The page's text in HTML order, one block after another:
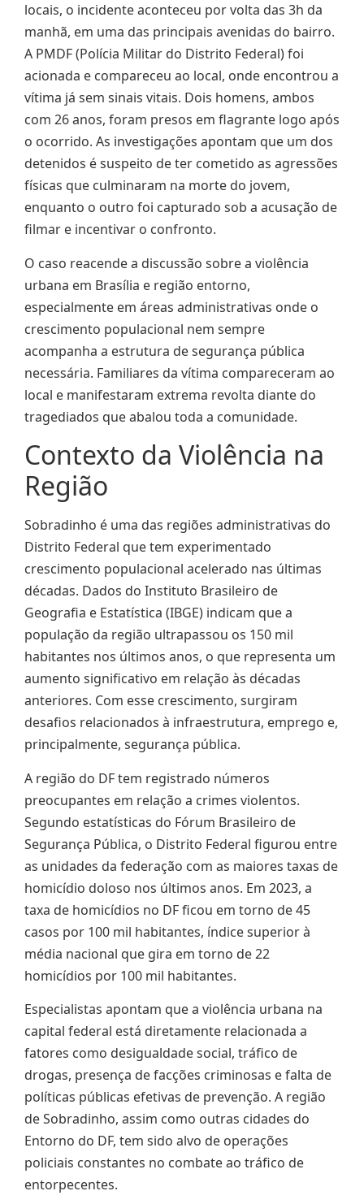
locais, o incidente aconteceu por volta das 3h da
manhã, em uma das principais avenidas do bairro.
A PMDF (Polícia Militar do Distrito Federal) foi
acionada e compareceu ao local, onde encontrou a
vítima já sem sinais vitais. Dois homens, ambos
com 26 anos, foram presos em flagrante logo após
o ocorrido. As investigações apontam que um dos
detenidos é suspeito de ter cometido as agressões
físicas que culminaram na morte do jovem,
enquanto o outro foi capturado sob a acusação de
filmar e incentivar o confronto.
O caso reacende a discussão sobre a violência
urbana em Brasília e região entorno,
especialmente em áreas administrativas onde o
crescimento populacional nem sempre
acompanha a estrutura de segurança pública
necessária. Familiares da vítima compareceram ao
local e manifestaram extrema revolta diante do
tragediados que abalou toda a comunidade.
Contexto da Violência na
Região
Sobradinho é uma das regiões administrativas do
Distrito Federal que tem experimentado
crescimento populacional acelerado nas últimas
décadas. Dados do Instituto Brasileiro de
Geografia e Estatística (IBGE) indicam que a
população da região ultrapassou os 150 mil
habitantes nos últimos anos, o que representa um
aumento significativo em relação às décadas
anteriores. Com esse crescimento, surgiram
desafios relacionados à infraestrutura, emprego e,
principalmente, segurança pública.
A região do DF tem registrado números
preocupantes em relação a crimes violentos.
Segundo estatísticas do Fórum Brasileiro de
Segurança Pública, o Distrito Federal figurou entre
as unidades da federação com as maiores taxas de
homicídio doloso nos últimos anos. Em 2023, a
taxa de homicídios no DF ficou em torno de 45
casos por 100 mil habitantes, índice superior à
média nacional que gira em torno de 22
homicídios por 100 mil habitantes.
Especialistas apontam que a violência urbana na
capital federal está diretamente relacionada a
fatores como desigualdade social, tráfico de
drogas, presença de facções criminosas e falta de
políticas públicas efetivas de prevenção. A região
de Sobradinho, assim como outras cidades do
Entorno do DF, tem sido alvo de operações
policiais constantes no combate ao tráfico de
entorpecentes.